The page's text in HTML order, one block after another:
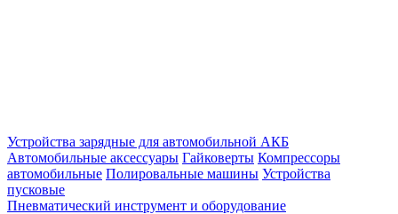
Устройства зарядные для автомобильной АКБ
Автомобильные аксессуары Гайковерты Компрессоры
автомобильные Полировальные машины Устройства
пусковые
Пневматический инструмент и оборудование